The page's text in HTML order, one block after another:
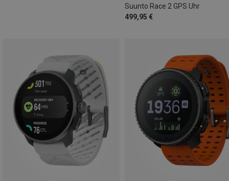
Suunto Race 2 GPS Uhr
499,95 €